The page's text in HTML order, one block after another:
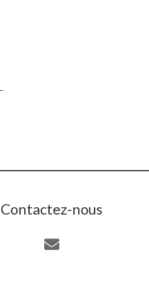
Contactez-nous